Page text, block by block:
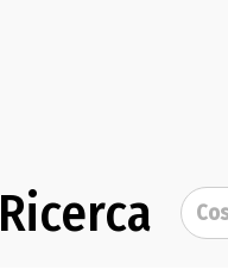
Ricerca Cerca